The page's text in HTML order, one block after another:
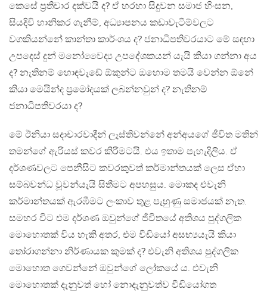
කෙසේ ප්‍රතිචාර දක්වයි ද? ඒ හරහා සිදුවන සමාජ හිංසන,
සියදිවි හානිකර ගැනීම්, අධ්‍යාපනය කඩාවැටීම්වලට
වගකියන්නේ කාන්තා කාර්ංශය ද? ජනාධිපතිවරයාට මේ සඳහා
උපදෙස් දුන් මනෝවෛද්‍ය උපදේශකයන් යැයි කියා ගන්නා අය
ද? නැතිනම් හොඳවැඩේ ඕකුන්ට ඔහොම තමයි වෙන්න ඕනේ
කියා මෙයින්ද ප්‍රමෝදයක් ලබන්නවුන් ද? නැතිනම්
ජනාධිපතිවරයා ද?
මේ ඊනියා සදාචාරවාදීන් ලෑස්තිවන්නේ අන්අයගේ ජීවිත මතින්
තමන්ගේ ඇරියස් කවර කිරීමටයි. එය ඉතාම පැහැදිලිය. ඒ
දර්ශණවලට පෙනීසිට කවරකුවත් කර්මාන්තයක් ලෙස ඒහා
සම්බවන්ධ වූවන්යැයි සිතීමට අපහසුය. මොකද එවැනි
කර්මාන්තයක් ඇරඹීමට ලංකාව තුළ පැහුණු සමාජයක් නැත.
සමහර විට එම දර්ශණ ඔවුන්ගේ ජීවිතයේ අතිශය පුද්ගලික
මොහොතක් විය හැකි අතර, එම වීඩියෝ අසභ්‍යයැයි කියා
තෝරාගන්නා නිර්ණායක කුමක් ද? එවැනි අතිශය පුද්ගලික
මොහොත ගෙවන්නේ ඔවුන්ගේ ලෝකයේ ය. එවැනි
මොහොතක් දැනුවත් හෝ නොදැනුවත්ව වීඩියෝගත